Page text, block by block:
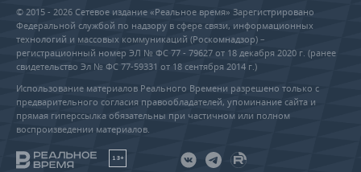
© 2015 - 2026 Сетевое издание «Реальное время» Зарегистрировано
Федеральной службой по надзору в сфере связи, информационных
технологий и массовых коммуникаций (Роскомнадзор) –
регистрационный номер ЭЛ № ФС 77 - 79627 от 18 декабря 2020 г. (ранее
свидетельство Эл № ФС 77-59331 от 18 сентября 2014 г.)
Использование материалов Реального Времени разрешено только с
предварительного согласия правообладателей, упоминание сайта и
прямая гиперссылка обязательны при частичном или полном
воспроизведении материалов.
18+